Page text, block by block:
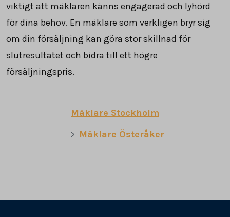
viktigt att mäklaren känns engagerad och lyhörd
för dina behov. En mäklare som verkligen bryr sig
om din försäljning kan göra stor skillnad för
slutresultatet och bidra till ett högre
försäljningspris.
Mäklare Stockholm
Mäklare Österåker